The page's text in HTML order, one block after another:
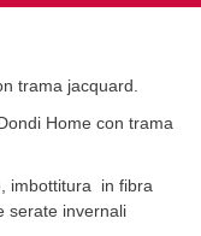
trama jacquard.
Home con trama
imbottitura in fibra
serate invernali